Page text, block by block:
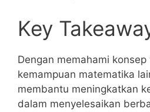
Key
Dengan memahami
kemampuan matematika
⁣membantu ⁢meningkatkan
dalam menyelesaikan